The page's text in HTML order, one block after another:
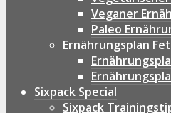
Veganer
Paleo
Ernährungsplan
Sixpack Special
Sixpack